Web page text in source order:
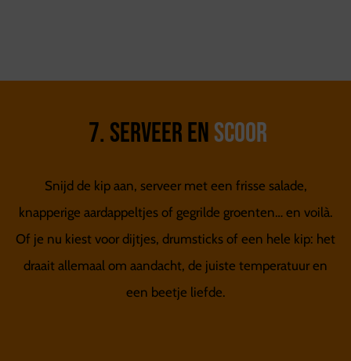
7. Serveer enscoor
Snijd de kip aan, serveer met een frisse salade,
knapperige aardappeltjes of gegrilde groenten… en voilà.
Of je nu kiest voor dijtjes, drumsticks of een hele kip: het
draait allemaal om aandacht, de juiste temperatuur en
een beetje liefde.